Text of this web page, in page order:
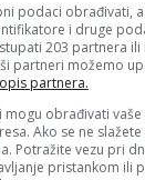
u Tel Avivu i
napad
podaci obrađivati,
i druge
203 partnera
partneri možemo
partnera.
mogu obrađivati
Ako se ne
Potražite vezu pri
pristankom ili